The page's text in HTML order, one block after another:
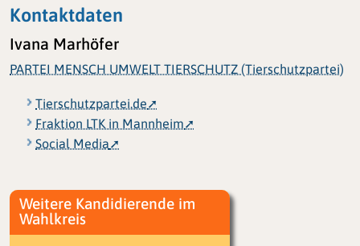
Kontaktdaten
Ivana Marhöfer
PARTEI MENSCH UMWELT TIERSCHUTZ (Tierschutzpartei)
Tierschutzpartei.de
Fraktion LTK in Mannheim
Social Media
Weitere Kandidierende im
Wahlkreis